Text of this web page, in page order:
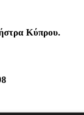
Κύπρου.